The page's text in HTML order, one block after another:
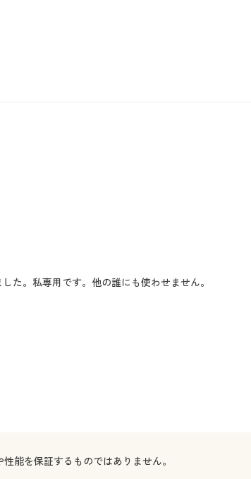
た。私専用です。他の誰にも使わせません。
能を保証するものではありません。